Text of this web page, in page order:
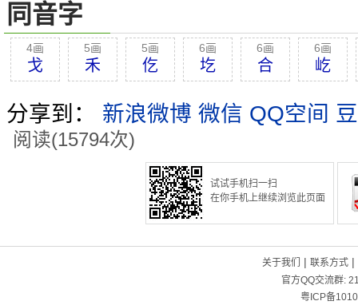
同音字
4画
戈
5画
禾
5画
仡
6画
圪
6画
合
6画
屹
分享到： 新浪微博 微信 QQ空间
阅读(15794次)
试试手机扫一扫
在你手机上继续浏览此页面
关于我们 | 联系方式|
官方QQ交流群:
粤ICP备